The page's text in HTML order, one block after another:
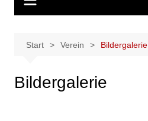
Start Verein Bildergalerie
Bildergalerie